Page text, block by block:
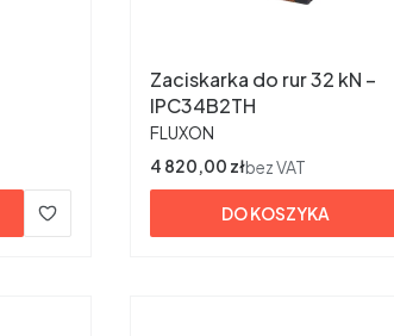
Zaciskarka do rur 32 kN –
IPC34B2TH
PRODUCENT
FLUXON
Cena
4 820,00 złbez VAT
DO KOSZYKA